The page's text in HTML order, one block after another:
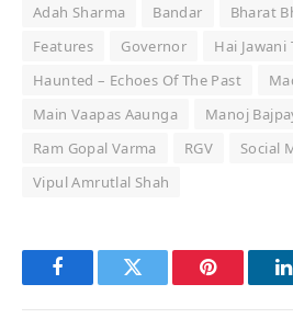
Adah Sharma Bandar
Bharat
Features
Governor
Hai
Haunted – Echoes Of The Past
Main Vaapas Aaunga
Manoj
Ram Gopal Varma
RGV
Social
Vipul Amrutlal Shah
FacebookTwitter Pinterest